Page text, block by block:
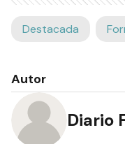
Destacada
Autor
Diario